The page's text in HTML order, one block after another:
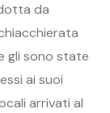
da
gli sono state
ai suoi
arrivati al